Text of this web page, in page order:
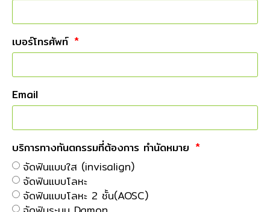
เบอร์โทรศัพท์
Email
บริการทางทันตกรรมที่ต้องการ ทำนัดหมาย
จัดฟันแบบใส (invisalign)
จัดฟันแบบโลหะ
จัดฟันแบบโลหะ 2 ชั้น(AOSC)